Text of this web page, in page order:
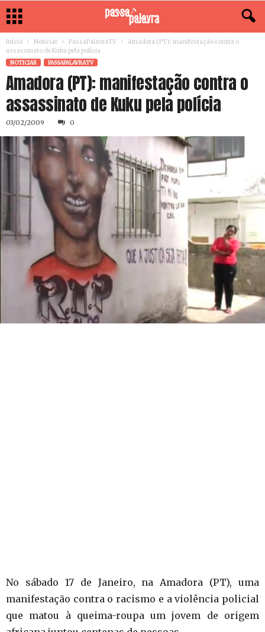
Início Noticiar PassaPalavraTV
Amadora (PT): manifestação contra o
assassinato de Kuku pela polícia
NOTICIAR PASSAPALAVRATV
Amadora (PT): manifestação contra o
assassinato de Kuku pela polícia
03/02/2009 0
No sábado 17 de Janeiro, na Amadora (PT), uma
manifestação contra o racismo e a violência policial
que matou à queima-roupa um jovem de origem